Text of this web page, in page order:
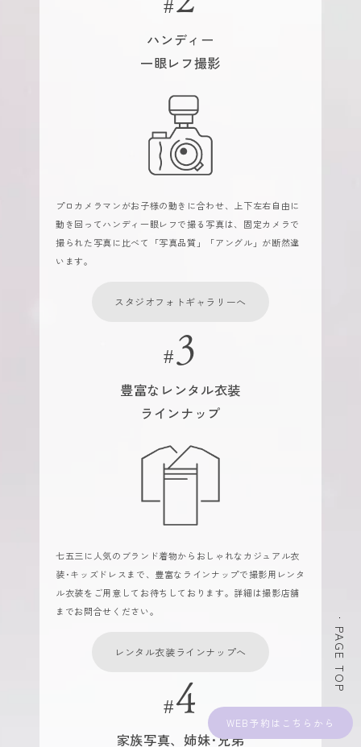
WEB予約
ハンディー
一眼レフ撮影
プロカメラマンがお子様の動きに合わせ、上下左右自由に
動き回ってハンディ一眼レフで撮る写真は、固定カメラで
撮られた写真に比べて「写真品質」「アングル」が断然違
います。
スタジオフォトギャラリーへ
豊富なレンタル衣装
ラインナップ
七五三に人気のブランド着物からおしゃれなカジュアル衣
装･キッズドレスまで、豊富なラインナップで撮影用レンタ
ル衣装をご用意してお待ちしております。詳細は撮影店舗
までお問合せください。
レンタル衣装ラインナップへ
家族写真、姉妹･兄弟
PAGE TOP